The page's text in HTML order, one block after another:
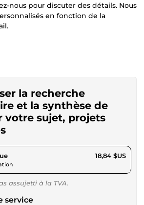
nous pour discuter des détails. Nous
en fonction de la
la recherche
et la synthèse de
votre sujet, projets
pour 17,36 $US 18,84 $US
assujetti à la TVA.
service